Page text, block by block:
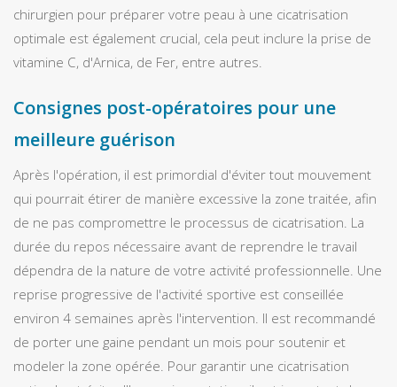
chirurgien pour préparer votre peau à une cicatrisation
optimale est également crucial, cela peut inclure la prise de
vitamine C, d'Arnica, de Fer, entre autres.
Consignes post-opératoires pour une
meilleure guérison
Après l'opération, il est primordial d'éviter tout mouvement
qui pourrait étirer de manière excessive la zone traitée, afin
de ne pas compromettre le processus de cicatrisation. La
durée du repos nécessaire avant de reprendre le travail
dépendra de la nature de votre activité professionnelle. Une
reprise progressive de l'activité sportive est conseillée
environ 4 semaines après l'intervention. Il est recommandé
de porter une gaine pendant un mois pour soutenir et
modeler la zone opérée. Pour garantir une cicatrisation